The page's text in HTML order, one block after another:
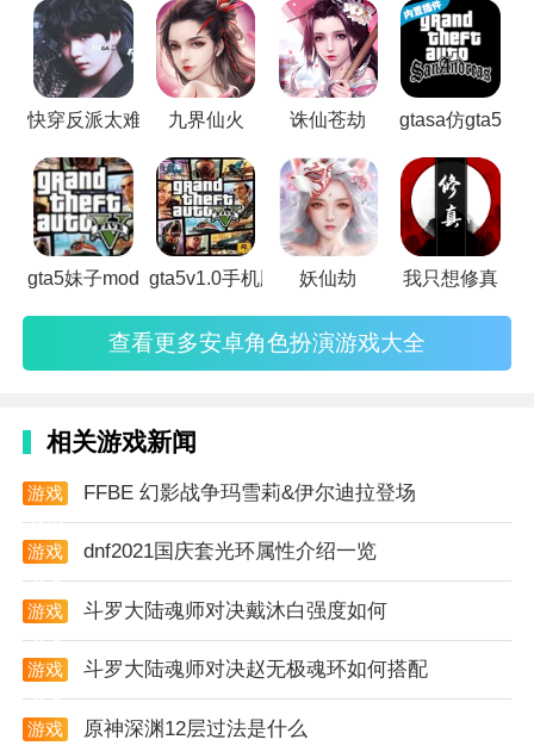
游戏优势
1. 游戏采用高画质设计，让玩家能够享受到更加逼真的
游戏画面和视觉体验。
2. 游戏中的物理引擎非常出色，给玩家带来更加真实的
行动感和操作体验。
3. 游戏中的金币可以自由使用，让玩家能够更加轻松地
购买所需的道具和装备。
游戏测试
验到更加有趣和挑战性的内容。
3. 游戏的音效和配乐也非常出色，为玩家营造更加沉浸
式的游戏体验。
总之，gtasa仿gta5版mod整合包手机版安卓直装 v1.8
是一款非常值得尝试的游戏，它拥有丰富多样的游戏内
容和出色的游戏体验，无论是喜欢动作冒险还是角色扮
演的玩家都能够找到属于自己的乐趣。
快穿反派太难做 九界仙火 诛仙苍劫 gtasa仿gta5
gta5妹子mod gta5v1.0手机版 妖仙劫 我只想修真
查看更多安卓角色扮演游戏大全
相关游戏新闻
游戏
FFBE 幻影战争玛雪莉&伊尔迪拉登场
游戏
dnf2021国庆套光环属性介绍一览
游戏
斗罗大陆魂师对决戴沐白强度如何
游戏
斗罗大陆魂师对决赵无极魂环如何搭配
游戏
原神深渊12层过法是什么